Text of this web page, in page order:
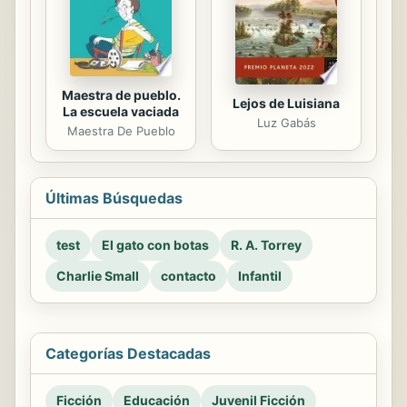
Maestra de pueblo.
La escuela vaciada
Maestra De Pueblo
Lejos de Luisiana
Luz Gabás
Últimas Búsquedas
test El gato con botas
R. A. Torrey
Charlie Small
contacto Infantil
Categorías Destacadas
Ficción Educación Juvenil Ficción